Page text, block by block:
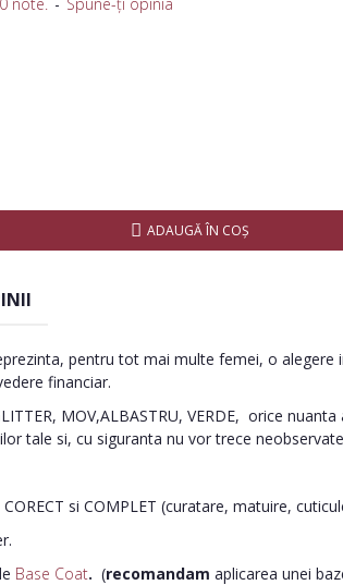
ADAUGĂ ÎN COŞ
pentru tot mai multe femei, o alegere
financiar.
MOV,ALBASTRU, VERDE, orice
tale si, cu siguranta nu vor trece
si COMPLET (curatare, matuire,
Base Coat. (recomandam aplicarea unei